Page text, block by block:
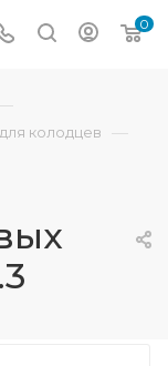
0
колодцев —